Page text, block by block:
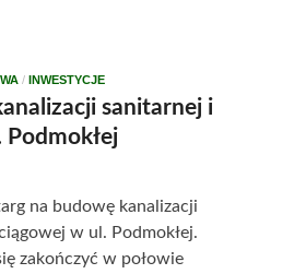
/ INWESTYCJE
sanitarnej i
na budowę kanalizacji
w ul. Podmokłej.
zakończyć w połowie